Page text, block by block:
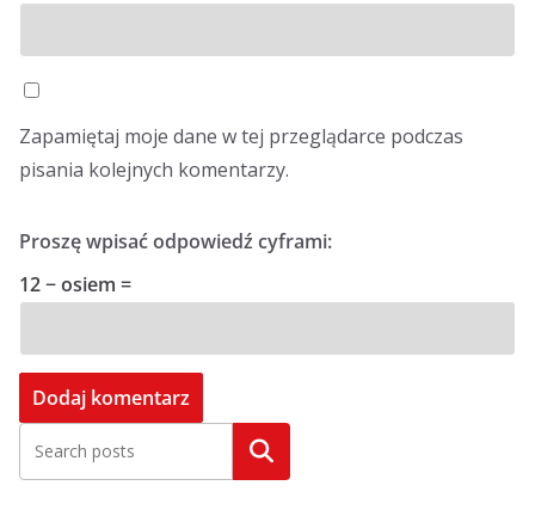
Zapamiętaj moje dane w tej przeglądarce podczas
pisania kolejnych komentarzy.
Proszę wpisać odpowiedź cyframi:
12 − osiem =
Szukaj